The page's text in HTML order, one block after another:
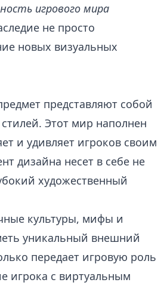
игрового мира
не просто
новых визуальных
представляют собой
Этот мир наполнен
и удивляет игроков своим
дизайна несет в себе не
художественный
культуры, мифы и
уникальный внешний
передает игровую роль
игрока с виртуальным